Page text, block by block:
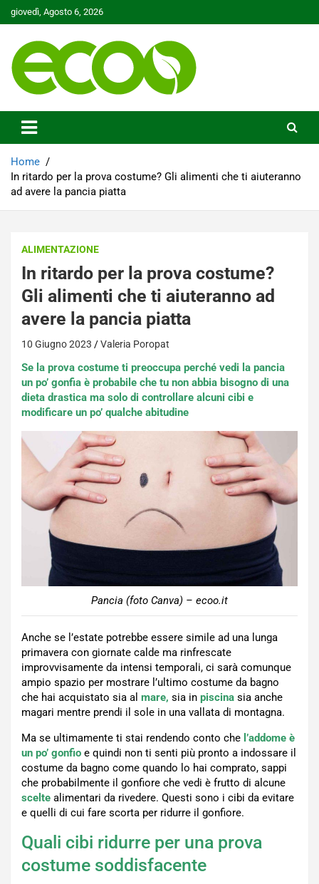
Skip
to
giovedì, Agosto 6, 2026
Ecoo.it
Home
In ritardo per la prova costume? Gli alimenti che ti aiuteranno
ad avere la pancia piatta
ALIMENTAZIONE
In ritardo per la prova costume?
Gli alimenti che ti aiuteranno ad
avere la pancia piatta
10 Giugno 2023 Valeria Poropat
Se la prova costume ti preoccupa perché vedi la pancia
un po’ gonfia è probabile che tu non abbia bisogno di una
dieta drastica ma solo di controllare alcuni cibi e
modificare un po’ qualche abitudine
Pancia (foto Canva) – ecoo.it
Anche se l’estate potrebbe essere simile ad una lunga
primavera con giornate calde ma rinfrescate
improvvisamente da intensi temporali, ci sarà comunque
ampio spazio per mostrare l’ultimo costume da bagno
che hai acquistato sia al mare, sia in piscina sia anche
magari mentre prendi il sole in una vallata di montagna.
Ma se ultimamente ti stai rendendo conto che l’addome è
un po’ gonfio e quindi non ti senti più pronto a indossare il
costume da bagno come quando lo hai comprato, sappi
che probabilmente il gonfiore che vedi è frutto di alcune
scelte alimentari da rivedere. Questi sono i cibi da evitare
e quelli di cui fare scorta per ridurre il gonfiore.
Quali cibi ridurre per una prova
costume soddisfacente